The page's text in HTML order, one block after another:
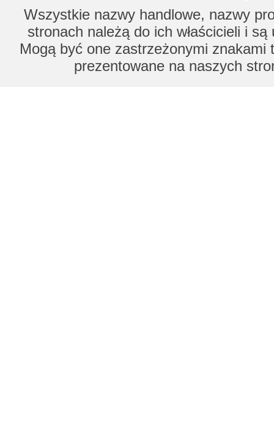
Wszystkie nazwy handlowe, nazwy
stronach należą do ich właścicieli i
Mogą być one zastrzeżonymi znakami
prezentowane na naszych